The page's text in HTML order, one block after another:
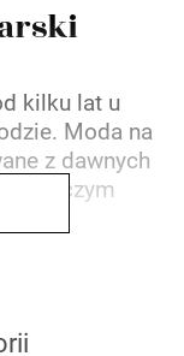
kilku lat u
Moda na
z dawnych
niczym